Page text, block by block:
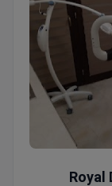
Royal